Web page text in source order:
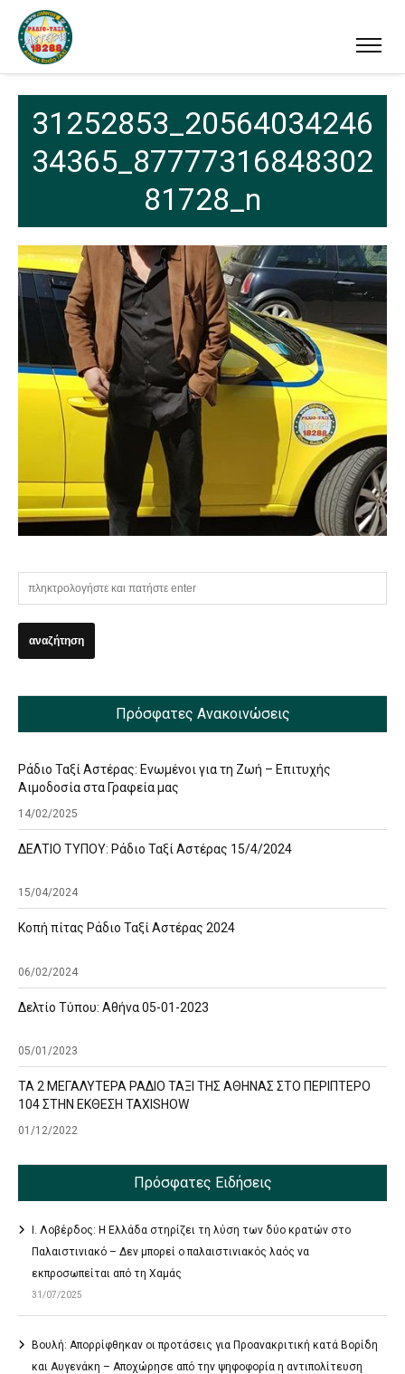
31252853_20564034246
34365_87777316848302
81728_n
Πρόσφατες Ανακοινώσεις
Ράδιο Ταξί Αστέρας: Ενωμένοι για τη Ζωή – Επιτυχής
Αιμοδοσία στα Γραφεία μας
14/02/2025
ΔΕΛΤΙΟ ΤΥΠΟΥ: Ράδιο Ταξί Αστέρας 15/4/2024
15/04/2024
Κοπή πίτας Ράδιο Ταξί Αστέρας 2024
06/02/2024
Δελτίο Τύπου: Αθήνα 05-01-2023
05/01/2023
ΤΑ 2 ΜΕΓΑΛΥΤΕΡΑ ΡΑΔΙΟ ΤΑΞΙ ΤΗΣ ΑΘΗΝΑΣ ΣΤΟ ΠΕΡΙΠΤΕΡΟ
104 ΣΤΗΝ ΕΚΘΕΣΗ TAXISHOW
01/12/2022
Πρόσφατες Ειδήσεις
Ι. Λοβέρδος: Η Ελλάδα στηρίζει τη λύση των δύο κρατών στο
Παλαιστινιακό – Δεν μπορεί ο παλαιστινιακός λαός να
εκπροσωπείται από τη Χαμάς
31/07/2025
Βουλή: Απορρίφθηκαν οι προτάσεις για Προανακριτική κατά Βορίδη
και Αυγενάκη – Αποχώρησε από την ψηφοφορία η αντιπολίτευση